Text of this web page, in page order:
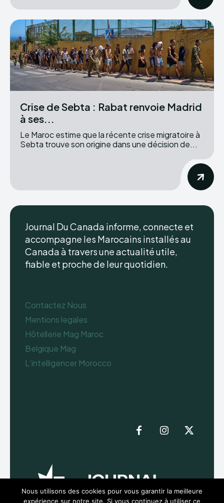
Crise de Sebta : Rabat renvoie Madrid
à ses...
Le Maroc estime que la récente crise migratoire à
Sebta trouve son origine dans une décision de...
Journal Du Canada informe, connecte et
accompagne les Marocains installés au
Canada à travers une actualité utile,
fiable et proche de leur quotidien.
Contactez Nous
Mentions legales
Hôtellerie Mag Maroc
Belgique Mag
L’intelligencer Morocco
Nous utilisons des cookies pour vous garantir la meilleure
expérience sur notre site. Si vous continuez à utiliser ce